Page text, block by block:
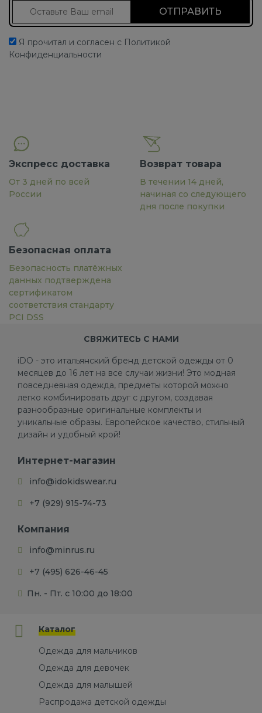
Я прочитал и согласен с Политикой
Конфиденциальности
Экспресс доставка
От 3 дней по всей
России
Возврат товара
В течении 14 дней,
начиная со следующего
дня после покупки
Безопасная оплата
Безопасность платёжных
данных подтверждена
сертификатом
соответствия стандарту
PCI DSS
СВЯЖИТЕСЬ С НАМИ
iDO - это итальянский бренд детской одежды от 0
месяцев до 16 лет на все случаи жизни! Это модная
повседневная одежда, предметы которой можно
легко комбинировать друг с другом, создавая
разнообразные оригинальные комплекты и
уникальные образы. Европейское качество, стильный
дизайн и удобный крой!
Интернет-магазин
info@idokidswear.ru
+7 (929) 915-74-73
Компания
info@minrus.ru
+7 (495) 626-46-45
Пн. - Пт. с 10:00 до 18:00
Каталог
Одежда для мальчиков
Одежда для девочек
Одежда для малышей
Распродажа детской одежды